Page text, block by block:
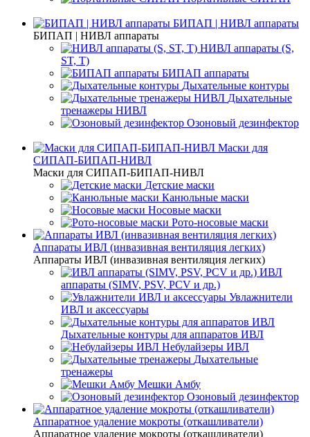
БИПАП | НИВЛ аппараты
БИПАП | НИВЛ аппараты
НИВЛ аппараты (S,
ST, T)
БИПАП аппараты
Дыхательные контуры
Дыхательные
тренажеры НИВЛ
Озоновый дезинфектор
Маски для
СИПАП-БИПАП-НИВЛ
Маски для СИПАП-БИПАП-НИВЛ
Детские маски
Канюльные маски
Носовые маски
Рото-носовые маски
Аппараты ИВЛ (инвазивная вентиляция легких)
Аппараты ИВЛ (инвазивная вентиляция легких)
ИВЛ
аппараты (SIMV, PSV, PCV и др.)
Увлажнители
ИВЛ и аксессуары
Дыхательные контуры для аппаратов ИВЛ
Небулайзеры ИВЛ
Дыхательные
тренажеры
Мешки Амбу
Озоновый дезинфектор
Аппаратное удаление мокроты (откашливатели)
Аппаратное удаление мокроты (откашливатели)